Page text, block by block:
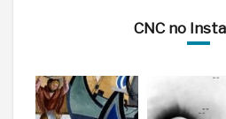
CNC no